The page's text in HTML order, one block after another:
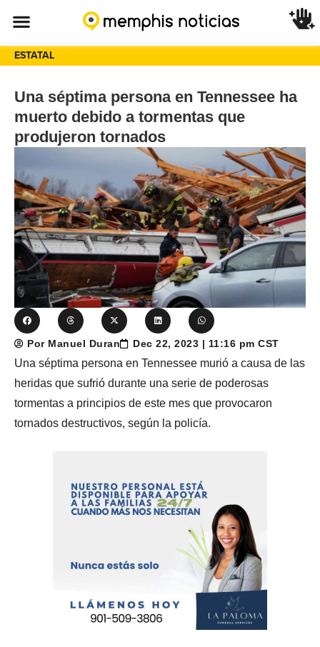
ESTATAL
Una séptima persona en Tennessee ha
muerto debido a tormentas que
produjeron tornados
Por Manuel Duran Dec 22, 2023 | 11:16 pm CST
Una séptima persona en Tennessee murió a causa de las
heridas que sufrió durante una serie de poderosas
tormentas a principios de este mes que provocaron
tornados destructivos, según la policía.